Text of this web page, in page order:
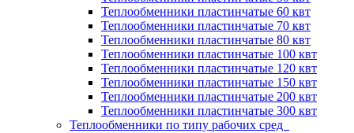
Теплообменники пластинчатые 60 квт
Теплообменники пластинчатые 70 квт
Теплообменники пластинчатые 80 квт
Теплообменники пластинчатые 100 квт
Теплообменники пластинчатые 120 квт
Теплообменники пластинчатые 150 квт
Теплообменники пластинчатые 200 квт
Теплообменники пластинчатые 300 квт
Теплообменники по типу рабочих сред